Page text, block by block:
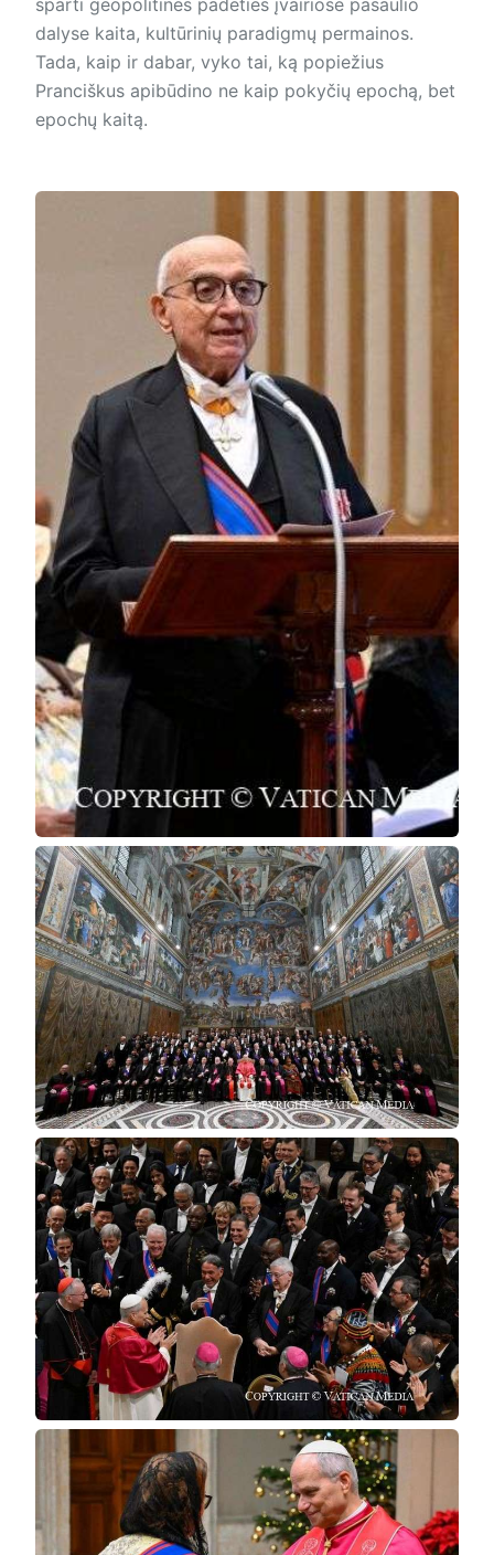
sparti geopolitinės padėties įvairiose pasaulio
dalyse kaita, kultūrinių paradigmų permainos.
Tada, kaip ir dabar, vyko tai, ką popiežius
Pranciškus apibūdino ne kaip pokyčių epochą, bet
epochų kaitą.